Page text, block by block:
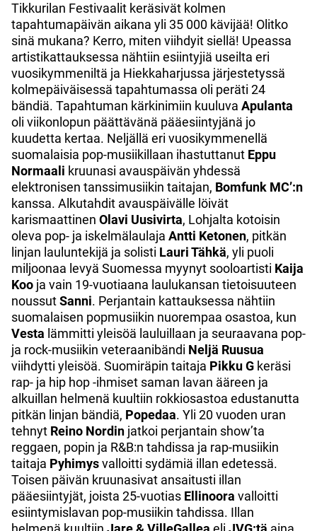
Tikkurilan Festivaalit keräsivät kolmen
tapahtumapäivän aikana yli 35 000 kävijää! Olitko
sinä mukana? Kerro, miten viihdyit siellä! Upeassa
artistikattauksessa nähtiin esiintyjiä useilta eri
vuosikymmeniltä ja Hiekkaharjussa järjestetyssä
kolmepäiväisessä tapahtumassa oli peräti 24
bändiä. Tapahtuman kärkinimiin kuuluva Apulanta
oli viikonlopun päättävänä pääesiintyjänä jo
kuudetta kertaa. Neljällä eri vuosikymmenellä
suomalaisia pop-musiikillaan ihastuttanut Eppu
Normaali kruunasi avauspäivän yhdessä
elektronisen tanssimusiikin taitajan, Bomfunk MC’:n
kanssa. Alkutahdit avauspäivälle löivät
karismaattinen Olavi Uusivirta, Lohjalta kotoisin
oleva pop- ja iskelmälaulaja Antti Ketonen, pitkän
linjan lauluntekijä ja solisti Lauri Tähkä, yli puoli
miljoonaa levyä Suomessa myynyt sooloartisti Kaija
Koo ja vain 19-vuotiaana laulukansan tietoisuuteen
noussutSanni. Perjantain kattauksessa nähtiin
suomalaisen popmusiikin nuorempaa osastoa, kun
Vesta lämmitti yleisöä lauluillaan ja seuraavana pop-
ja rock-musiikin veteraanibändi Neljä Ruusua
viihdytti yleisöä. Suomiräpin taitaja Pikku G keräsi
rap- ja hip hop -ihmiset saman lavan ääreen ja
alkuillan helmenä kuultiin rokkiosastoa edustanutta
pitkän linjan bändiä, Popedaa. Yli 20 vuoden uran
tehnyt Reino Nordin jatkoi perjantain show’ta
reggaen, popin ja R&B:n tahdissa ja rap-musiikin
taitaja Pyhimysvalloitti sydämiä illan edetessä.
Toisen päivän kruunasivat ansaitusti illan
pääesiintyjät, joista 25-vuotias Ellinoora valloitti
esiintymislavan pop-musiikin tahdissa. Illan